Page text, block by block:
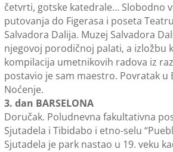
četvrti, gotske katedrale… Slobodno
putovanja do Figerasa i poseta
Salvadora Dalija. Muzej Salvadora
njegovoj porodičnoj palati, a izložbu
kompilacija umetnikovih radova iz
postavio je sam maestro. Povratak u
Noćenje.
3. dan BARSELONA
Doručak. Poludnevna fakultativna
Sjutadela i Tibidabo i etno-selu
Sjutadela je park nastao u 19. veku